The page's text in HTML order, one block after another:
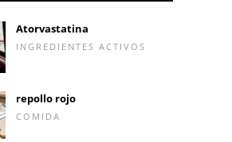
Atorvastatina
INGREDIENTES ACTIVOS
repollo rojo
COMIDA